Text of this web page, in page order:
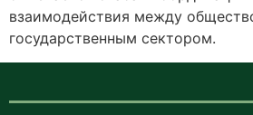
взаимодействия между
государственным сектором.